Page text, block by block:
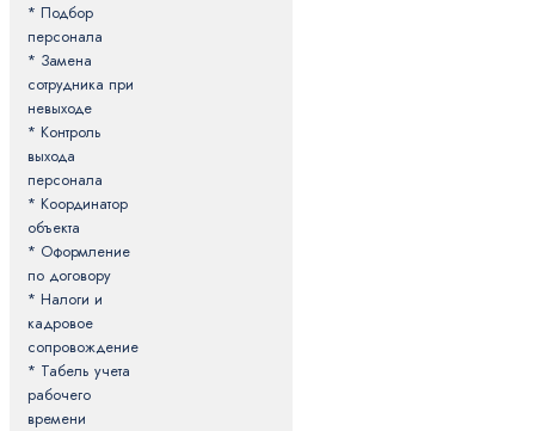
* Подбор
персонала
* Замена
сотрудника при
невыходе
* Контроль
выхода
персонала
* Координатор
объекта
* Оформление
по договору
* Налоги и
кадровое
сопровождение
* Табель учета
рабочего
времени